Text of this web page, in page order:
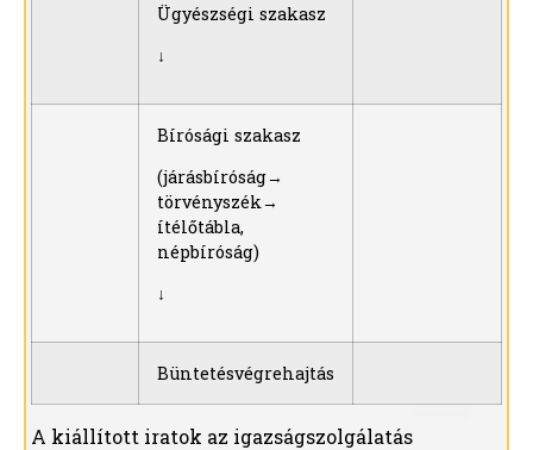
Ügyészségi szakasz
↓
Bírósági szakasz
(járásbíróság→
törvényszék→
ítélőtábla,
népbíróság)
↓
Büntetésvégrehajtás
A kiállított iratok az igazságszolgálatás